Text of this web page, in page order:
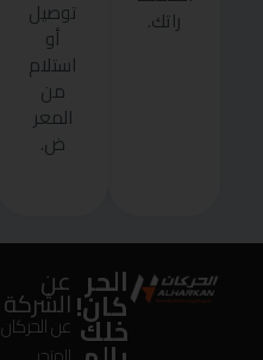
راتك. توصيل
أو
استلام
من
المعر
ض.
الحر
كان!
خلك
عن
الشركة
عن الحركان